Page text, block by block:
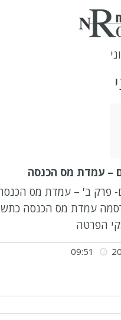
– עמדת מס הכנסה
פרק ב' – עמדת מס
2011 פורסמה עמדת מס הכנסה
הפרטה